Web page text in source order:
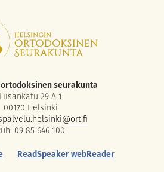
seurakunta
Liisankatu 29 A 1
00170 Helsinki
09 85 646 100
ReadSpeaker webReader